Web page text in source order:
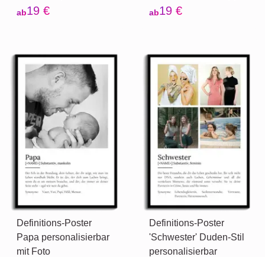
ab19 € ab19 €
Definitions-Poster
Papa personalisierbar
mit Foto
Definitions-Poster
'Schwester' Duden-Stil
personalisierbar